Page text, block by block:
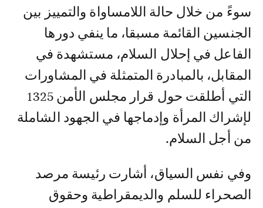
سوءً من خلال حالة اللامساواة والتمييز بين
الجنسين القائمة مسبقا، ما ينفي دورها
الفاعل في إحلال السلام، مستشهدة في
المقابل، بالمبادرة المتمثلة في المشاورات
التي أطلقت حول قرار مجلس الأمن 1325
لإشراك المرأة وإدماجها في الجهود الشاملة
من أجل السلام.
وفي نفس السياق، أشارت رئيسة مرصد
الصحراء للسلم والديمقراطية وحقوق